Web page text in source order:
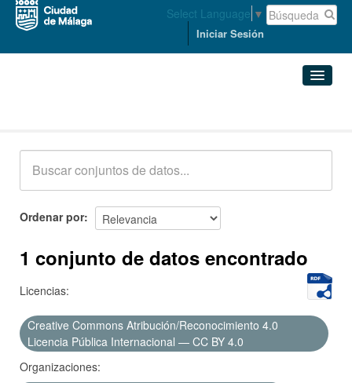
Select Language ▼
Iniciar Sesión
Acerca de
Ordenar por
1 conjunto de datos encontrado
Licencias:
Creative Commons Atribución/Reconocimiento 4.0
Licencia Pública Internacional — CC BY 4.0
Organizaciones: